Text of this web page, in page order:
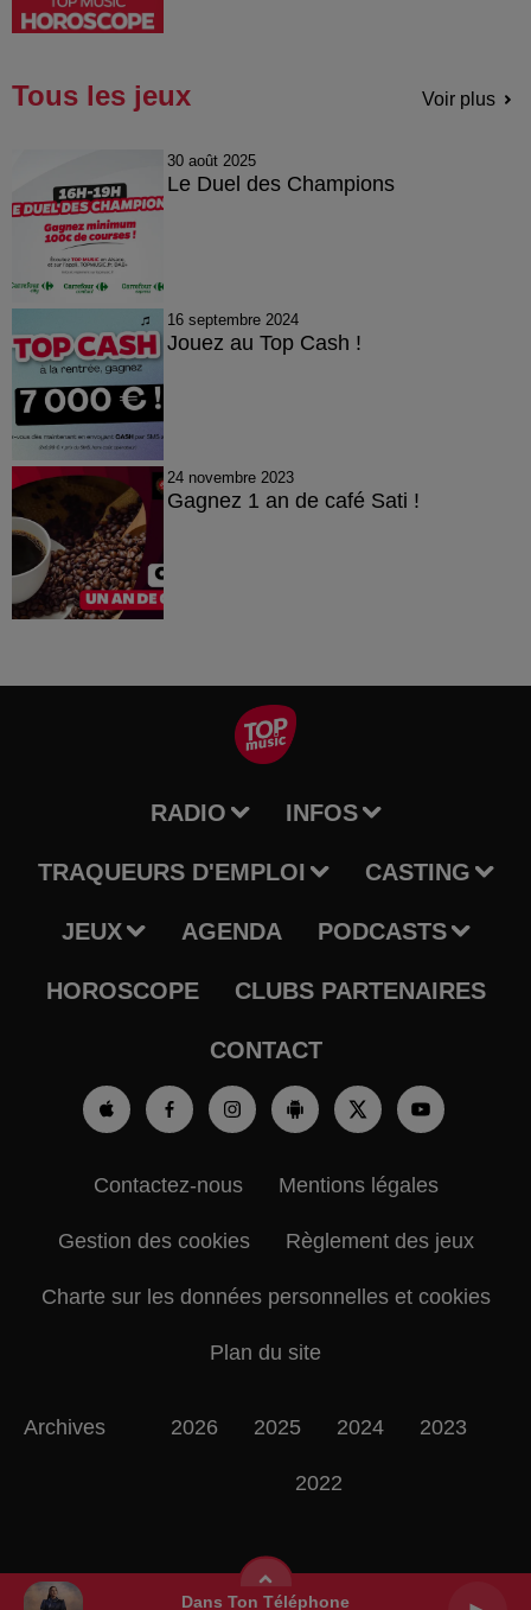
Dans Ton Téléphone
Tous les jeux Voir plus
30 août 2025
Le Duel des Champions
16 septembre 2024
Jouez au Top Cash !
24 novembre 2023
Gagnez 1 an de café Sati !
RADIO INFOS
TRAQUEURS D'EMPLOI CASTING
JEUX AGENDA PODCASTS
HOROSCOPE CLUBS PARTENAIRES
CONTACT
Contactez-nous Mentions légales
Gestion des cookies Règlement des jeux
Charte sur les données personnelles et cookies
Plan du site
Archives 2026 2025 2024 2023
2022